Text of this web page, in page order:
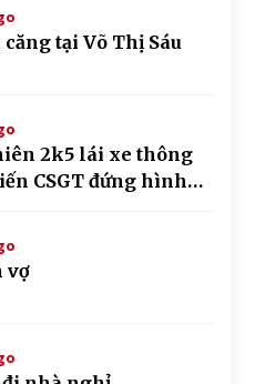
tại Võ Thị Sáu
2k5 lái xe thông
CSGT đứng hình
vợ